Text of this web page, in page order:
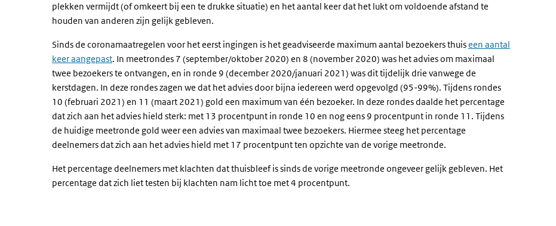
plekken vermijdt (of omkeert bij een te drukke situatie) en het aantal keer dat het lukt om voldoende afstand te
houden van anderen zijn gelijk gebleven.
Sinds de coronamaatregelen voor het eerst ingingen is het geadviseerde maximum aantal bezoekers thuiseen aantal
keer aangepast. In meetrondes 7 (september/oktober 2020) en 8 (november 2020) was het advies om maximaal
twee bezoekers te ontvangen, en in ronde 9 (december 2020/januari 2021) was dit tijdelijk drie vanwege de
kerstdagen. In deze rondes zagen we dat het advies door bijna iedereen werd opgevolgd (95-99%). Tijdens rondes
10 (februari 2021) en 11 (maart 2021) gold een maximum van één bezoeker. In deze rondes daalde het percentage
dat zich aan het advies hield sterk: met 13 procentpunt in ronde 10 en nog eens 9 procentpunt in ronde 11. Tijdens
de huidige meetronde gold weer een advies van maximaal twee bezoekers. Hiermee steeg het percentage
deelnemers dat zich aan het advies hield met 17 procentpunt ten opzichte van de vorige meetronde.
Het percentage deelnemers met klachten dat thuisbleef is sinds de vorige meetronde ongeveer gelijk gebleven. Het
percentage dat zich liet testen bij klachten nam licht toe met 4 procentpunt.